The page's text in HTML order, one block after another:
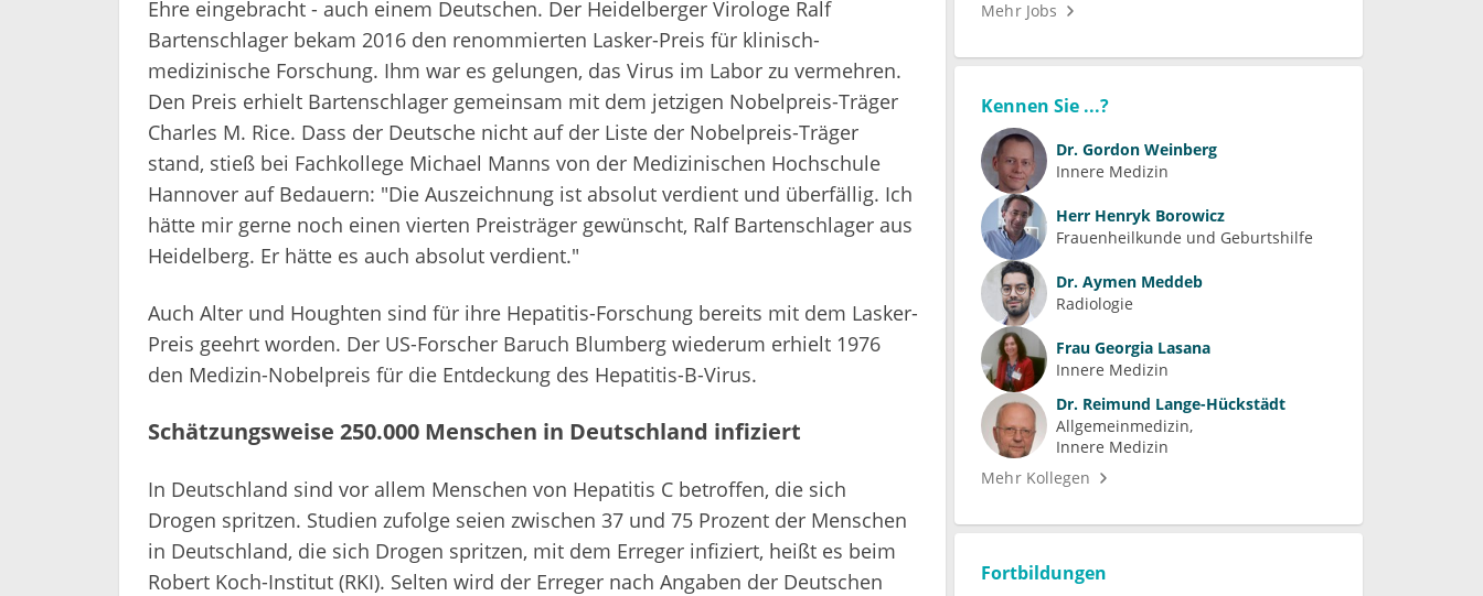
Ehre eingebracht - auch einem Deutschen. Der Heidelberger Virologe Ralf
Bartenschlager bekam 2016 den renommierten Lasker-Preis für klinisch-
medizinische Forschung. Ihm war es gelungen, das Virus im Labor zu vermehren.
Den Preis erhielt Bartenschlager gemeinsam mit dem jetzigen Nobelpreis-Träger
Charles M. Rice. Dass der Deutsche nicht auf der Liste der Nobelpreis-Träger
stand, stieß bei Fachkollege Michael Manns von der Medizinischen Hochschule
Hannover auf Bedauern: "Die Auszeichnung ist absolut verdient und überfällig. Ich
hätte mir gerne noch einen vierten Preisträger gewünscht, Ralf Bartenschlager aus
Heidelberg. Er hätte es auch absolut verdient."
Auch Alter und Houghten sind für ihre Hepatitis-Forschung bereits mit dem Lasker-
Preis geehrt worden. Der US-Forscher Baruch Blumberg wiederum erhielt 1976
den Medizin-Nobelpreis für die Entdeckung des Hepatitis-B-Virus.
Schätzungsweise 250.000 Menschen in Deutschland infiziert
In Deutschland sind vor allem Menschen von Hepatitis C betroffen, die sich
Drogen spritzen. Studien zufolge seien zwischen 37 und 75 Prozent der Menschen
in Deutschland, die sich Drogen spritzen, mit dem Erreger infiziert, heißt es beim
Robert Koch-Institut (RKI). Selten wird der Erreger nach Angaben der Deutschen
Mehr Jobs
Kennen Sie ...?
Dr. Gordon Weinberg
Innere Medizin
Herr Henryk Borowicz
Frauenheilkunde und Geburtshilfe
Dr. Aymen Meddeb
Radiologie
Frau Georgia Lasana
Innere Medizin
Dr. Reimund Lange-Hückstädt
Allgemeinmedizin
Innere Medizin
Mehr Kollegen
Fortbildungen